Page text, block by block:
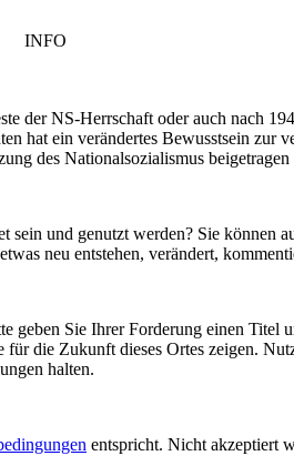
INFO
der NS-Herrschaft oder auch nach
hat ein verändertes Bewusstsein
des Nationalsozialismus
und genutzt werden? Sie können
neu entstehen, verändert,
Sie Ihrer Forderung einen Titel
die Zukunft dieses Ortes zeigen.
halten.
entspricht. Nicht akzeptiert